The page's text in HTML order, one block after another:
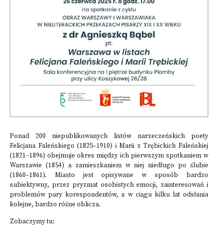
Ponad 200 niepublikowanych listów narzeczeńskich poety
Felicjana Faleńskiego (1825–1910) i Marii z Trębickich Faleńskiej
(1821–1896) obejmuje okres między ich pierwszym spotkaniem w
Warszawie (1854) a zamieszkaniem w niej niedługo po ślubie
(1860–1861). Miasto jest opisywane w sposób bardzo
subiektywny, przez pryzmat osobistych emocji, zainteresowań i
problemów pary korespondentów, a w ciągu kilku lat odsłania
kolejne, bardzo różne oblicza.
Zobaczymy tu: